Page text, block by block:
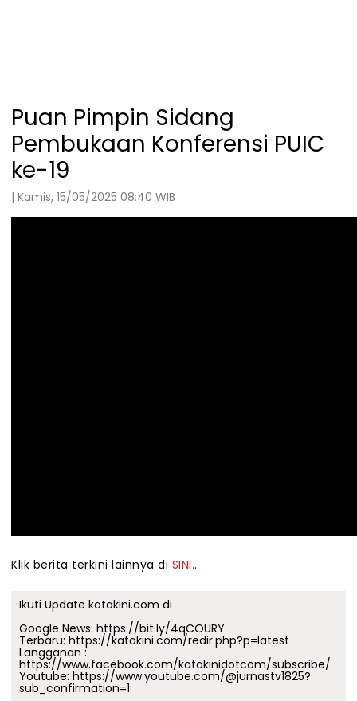
Puan Pimpin Sidang
Pembukaan Konferensi PUIC
ke-19
| Kamis, 15/05/2025 08:40 WIB
Klik berita terkini lainnya di SINI..
Ikuti Update katakini.com di
Google News: https://bit.ly/4qCOURY
Terbaru: https://katakini.com/redir.php?p=latest
Langganan :
https://www.facebook.com/katakinidotcom/subscribe/
Youtube: https://www.youtube.com/@jurnastv1825?
sub_confirmation=1